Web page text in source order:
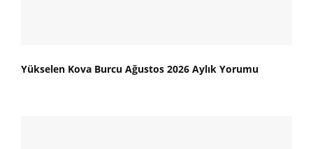
Yükselen Kova Burcu Ağustos 2026 Aylık Yorumu